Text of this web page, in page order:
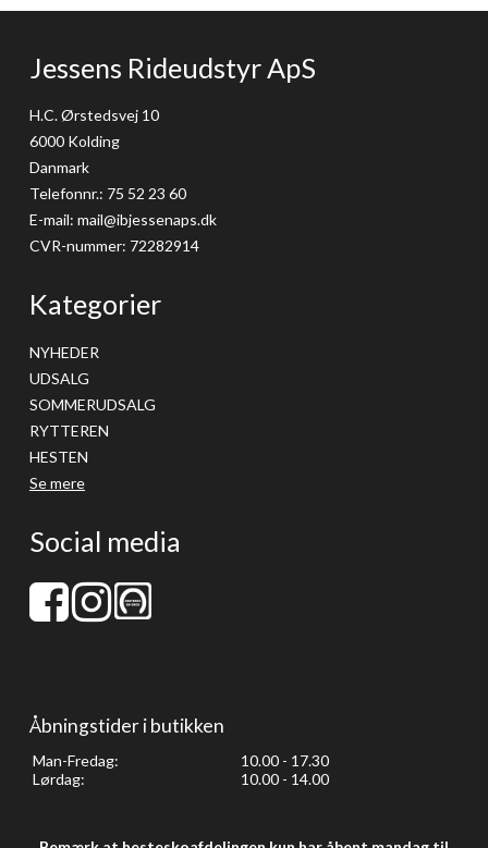
Jessens Rideudstyr ApS
H.C. Ørstedsvej 10
6000 Kolding
Danmark
Telefonnr.: 75 52 23 60
E-mail: mail@ibjessenaps.dk
CVR-nummer: 72282914
Kategorier
NYHEDER
UDSALG
SOMMERUDSALG
RYTTEREN
HESTEN
Se mere
Social media
Åbningstider i butikken
Man-Fredag:
10.00 - 17.30
Lørdag:
10.00 - 14.00